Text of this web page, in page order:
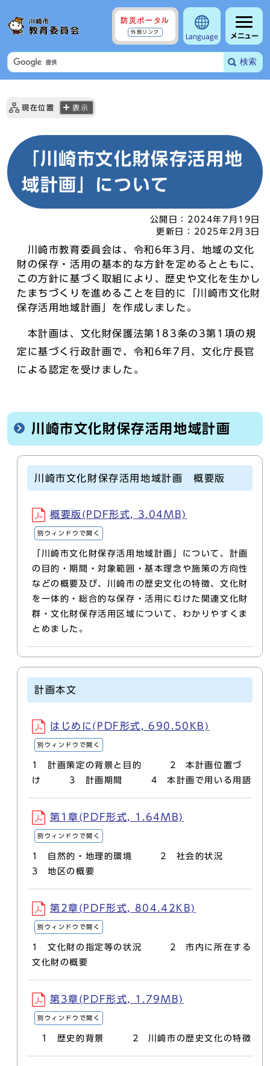
防災ポータル
外部リンク
Language メニュー
検索
現在位置 表示
「川崎市文化財保存活用地
域計画」について
公開日： 2024年7月19日
更新日：
2025年2月3日
川崎市教育委員会は、令和6年3月、地域の文化
財の保存・活用の基本的な方針を定めるとともに、
この方針に基づく取組により、歴史や文化を生かし
たまちづくりを進めることを目的に「川崎市文化財
保存活用地域計画」を作成しました。
本計画は、文化財保護法第183条の3第1項の規
定に基づく行政計画で、令和6年7月、文化庁長官
による認定を受けました。
川崎市文化財保存活用地域計画
川崎市文化財保存活用地域計画 概要版
概要版(PDF形式, 3.04MB)
別ウィンドウで開く
「川崎市文化財保存活用地域計画」について、計画
の目的・期間・対象範囲・基本理念や施策の方向性
などの概要及び、川崎市の歴史文化の特徴、文化財
を一体的・総合的な保存・活用にむけた関連文化財
群・文化財保存活用区域について、わかりやすくま
とめました。
計画本文
はじめに(PDF形式, 690.50KB)
別ウィンドウで開く
1 計画策定の背景と目的 2 本計画位置づ
け 3 計画期間 4 本計画で用いる用語
第1章(PDF形式, 1.64MB)
別ウィンドウで開く
1 自然的・地理的環境 2 社会的状況
3 地区の概要
第2章(PDF形式, 804.42KB)
別ウィンドウで開く
1 文化財の指定等の状況 2 市内に所在する
文化財の概要
第3章(PDF形式, 1.79MB)
別ウィンドウで開く
1 歴史的背景 2 川崎市の歴史文化の特徴